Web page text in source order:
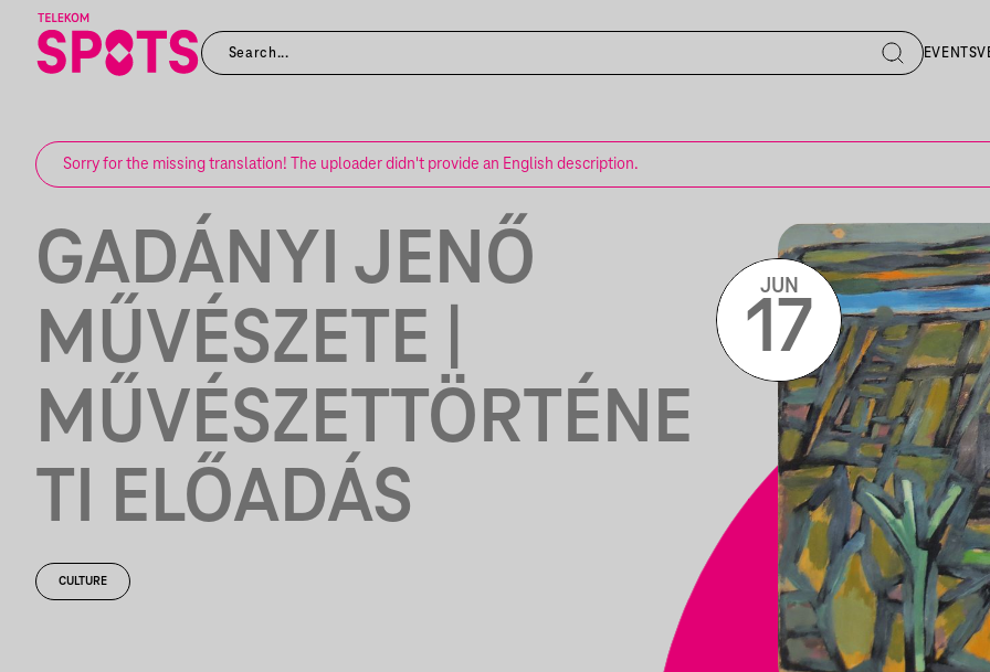
EVENTS
Sorry for the missing translation! The uploader didn't provide an English description.
GADÁNYI JENŐ
MŰVÉSZETE |
MŰVÉSZETTÖRTÉNE
TI ELŐADÁS
CULTURE
JUN
17